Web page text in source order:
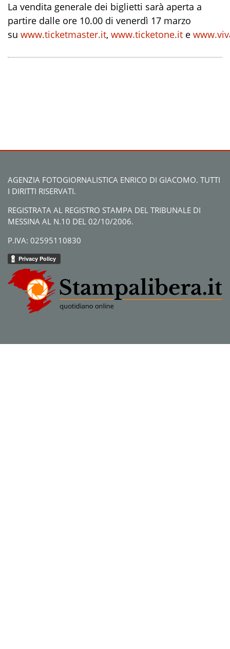
La vendita generale dei biglietti sarà aperta a
partire dalle ore 10.00 di venerdì 17 marzo
su www.ticketmaster.it, www.ticketone.it e
AGENZIA FOTOGIORNALISTICA ENRICO DI GIACOMO. TUTTI
I DIRITTI RISERVATI.
REGISTRATA AL REGISTRO STAMPA DEL TRIBUNALE DI
MESSINA AL N.10 DEL 02/10/2006.
P.IVA: 02595110830